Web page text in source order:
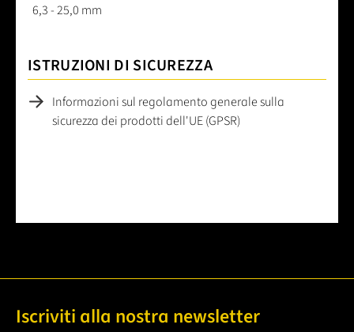
6,3 - 25,0 mm
ISTRUZIONI DI SICUREZZA
Informazioni sul regolamento generale sulla
sicurezza dei prodotti dell'UE (GPSR)
Iscriviti alla nostra newsletter